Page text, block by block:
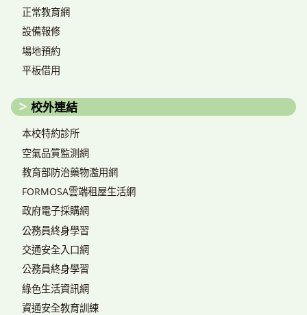
正常教育網
設備報修
場地預約
平板借用
校外連結
本校特約診所
空氣品質監測網
教育部防治藥物濫用網
FORMOSA雲端租屋生活網
政府電子採購網
公務員終身學習
交通安全入口網
公務員終身學習
綠色生活資訊網
資通安全教育訓練